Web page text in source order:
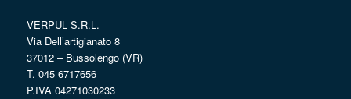
VERPUL S.R.L.
Via Dell’artigianato 8
37012 – Bussolengo (VR)
T. 045 6717656
P.IVA 04271030233